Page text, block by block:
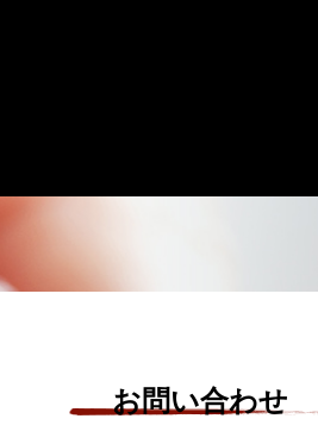
お問い合わせ